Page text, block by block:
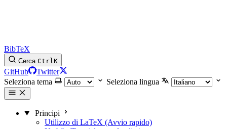
BibTeX
Cerca CtrlK
GitHub
Twitter
Seleziona tema
Seleziona lingua
Principi
Utilizzo di LaTeX (Avvio rapido)